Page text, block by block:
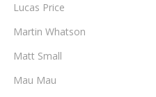
Lucas Price
Martin Whatson
Matt Small
Mau Mau